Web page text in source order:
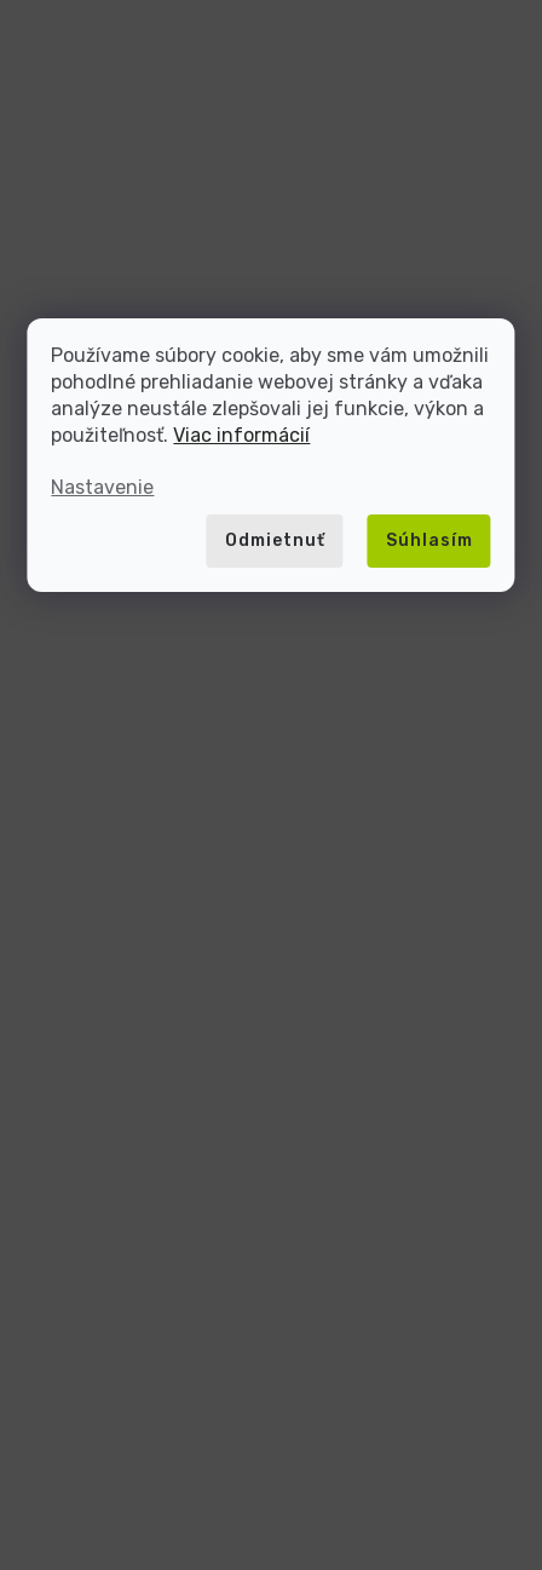
Používame súbory cookie, aby sme vám umožnili
pohodlné prehliadanie webovej stránky a vďaka
analýze neustále zlepšovali jej funkcie, výkon a
použiteľnosť.Viac informácií
Nastavenie
Odmietnuť Súhlasím